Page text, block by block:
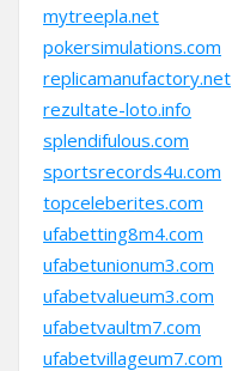
mytreepla.net
pokersimulations.com
replicamanufactory.net
rezultate-loto.info
splendifulous.com
sportsrecords4u.com
topceleberites.com
ufabetting8m4.com
ufabetunionum3.com
ufabetvalueum3.com
ufabetvaultm7.com
ufabetvillageum7.com